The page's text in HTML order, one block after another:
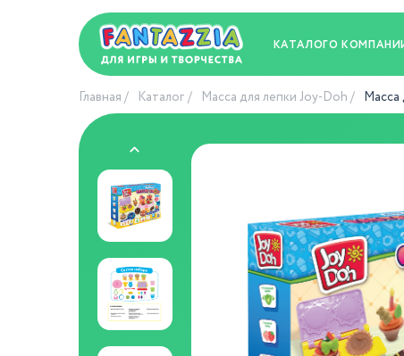
КАТАЛОГО
Главная Каталог Масса для лепки Joy-Doh